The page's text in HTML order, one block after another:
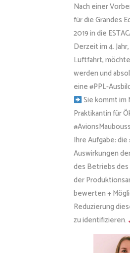
Nach einer
für die Grandes
2019 in die
Derzeit im 4.
Luftfahrt,
werden und
eine #PPL-
Sie kommt im
Praktikantin für
Ihre Aufgabe:
Auswirkungen
des Betriebs des
der
bewerten +
Reduzierung
zu identifizieren.